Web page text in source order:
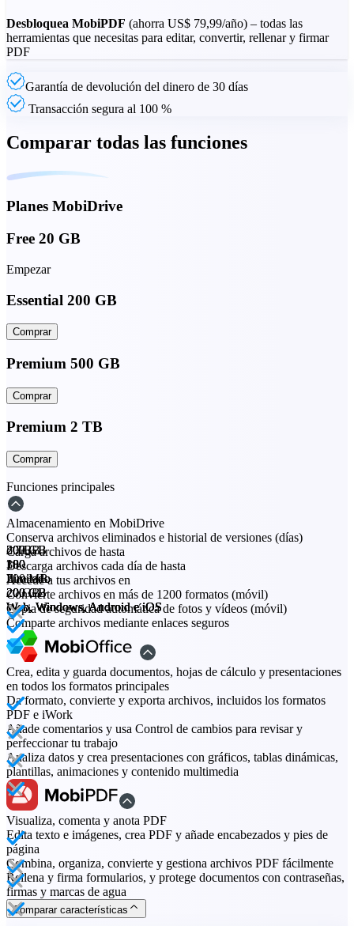
Desbloquea MobiPDF (ahorra US$ 79,99/año) – todas las
herramientas que necesitas para editar, convertir, rellenar y firmar
PDF
Garantía de devolución del dinero de 30 días
Transacción segura al 100 %
Comparar todas las funciones
Planes MobiDrive
Free 20 GB
Empezar
Essential 200 GB
Comprar
Premium 500 GB
Comprar
Premium 2 TB
Comprar
Funciones principales
Almacenamiento en MobiDrive
20 GB
200 GB
500 GB
2 TB
Conserva archivos eliminados e historial de versiones (días)
30
180
180
180
Carga archivos de hasta
200 MB
Ilimitado
Ilimitado
Ilimitado
Descarga archivos cada día de hasta
20 GB
200 GB
200 GB
200 GB
Accede a tus archivos en
Web, Windows, Android e iOS
Web, Windows, Android e iOS
Web, Windows, Android e iOS
Web, Windows, Android e iOS
Convierte archivos en más de 1200 formatos (móvil)
Copia de seguridad automática de fotos y vídeos (móvil)
Comparte archivos mediante enlaces seguros
Crea, edita y guarda documentos, hojas de cálculo y presentaciones
en todos los formatos principales
Da formato, convierte y exporta archivos, incluidos los formatos
PDF e iWork
Añade comentarios y usa Control de cambios para revisar y
perfeccionar tu trabajo
Analiza datos y crea presentaciones con gráficos, tablas dinámicas,
plantillas, animaciones y contenido multimedia
Visualiza, comenta y anota PDF
Edita texto e imágenes, crea PDF y añade encabezados y pies de
página
Combina, organiza, convierte y gestiona archivos PDF fácilmente
Rellena y firma formularios, y protege documentos con contraseñas,
firmas y marcas de agua
Comparar características